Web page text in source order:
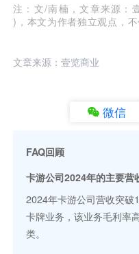
注：文/南楠，文章来源：
)，本文为作者独立观点，不
文章来源：壹览商业
微信
FAQ回顾
卡游公司2024年的主要营
2024年卡游公司营收突
卡牌业务，该业务毛利率
类。